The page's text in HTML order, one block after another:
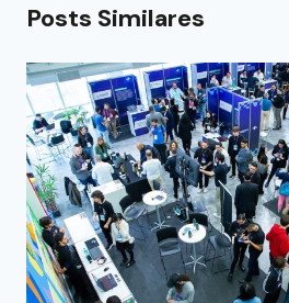
Posts Similares